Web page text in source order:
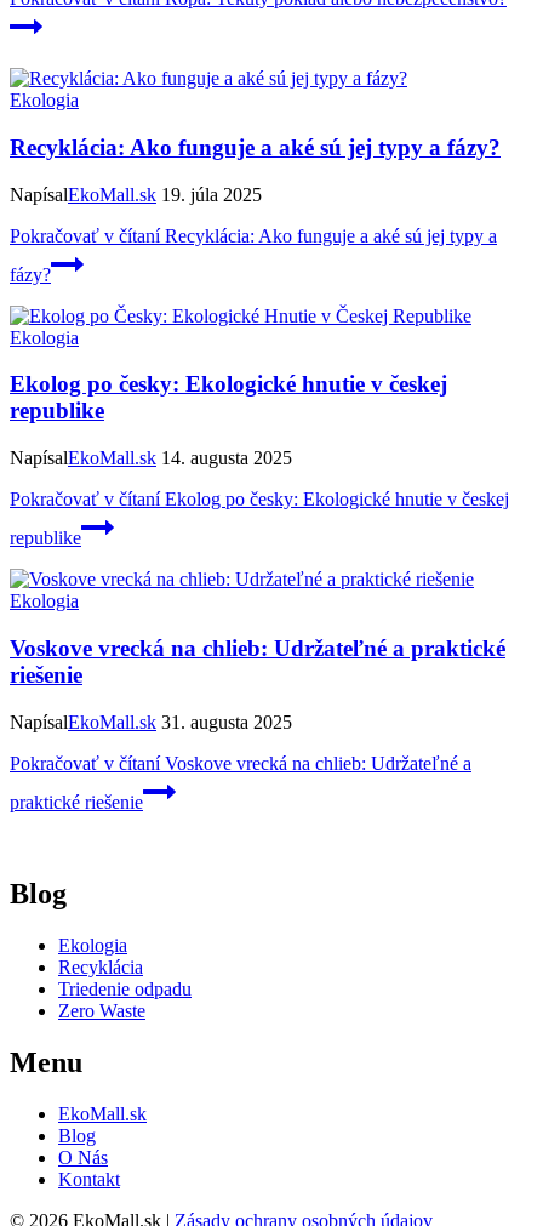
Ekologia
Recyklácia: Ako funguje a aké sú jej typy a fázy?
NapísalEkoMall.sk 19. júla 2025
Pokračovať v čítaníRecyklácia: Ako funguje a aké sú jej typy a
fázy?
Ekologia
Ekolog po česky: Ekologické hnutie v českej
republike
NapísalEkoMall.sk 14. augusta 2025
Pokračovať v čítaníEkolog po česky: Ekologické hnutie v českej
republike
Ekologia
Voskove vrecká na chlieb: Udržateľné a praktické
riešenie
NapísalEkoMall.sk 31. augusta 2025
Pokračovať v čítaníVoskove vrecká na chlieb: Udržateľné a
praktické riešenie
Blog
Ekologia
Recyklácia
Triedenie odpadu
Zero Waste
Menu
EkoMall.sk
Blog
O Nás
Kontakt
© 2026 EkoMall.sk | Zásady ochrany osobných údajov